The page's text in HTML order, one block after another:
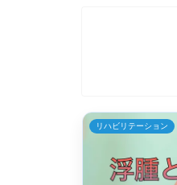
リハビリテーション